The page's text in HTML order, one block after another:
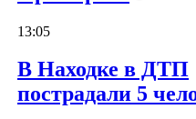
13:05
В Находке в ДТП
пострадали 5